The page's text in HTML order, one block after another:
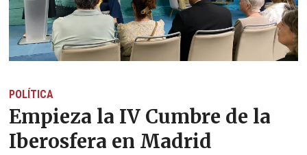
POLÍTICA
Empieza la IV Cumbre de la
Iberosfera en Madrid